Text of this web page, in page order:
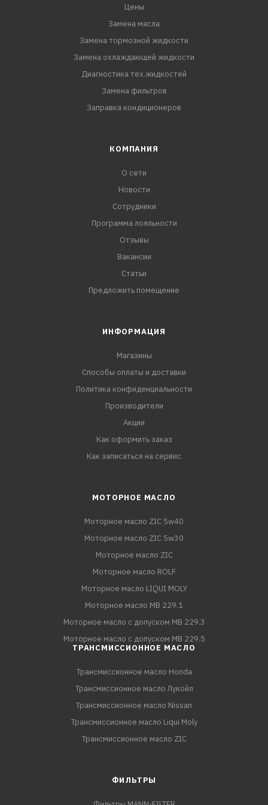
Цены
Замена масла
Замена тормозной жидкости
Замена охлаждающей жидкости
Диагностика тех.жидкостей
Замена фильтров
Заправка кондиционеров
КОМПАНИЯ
О сети
Новости
Сотрудники
Программа лояльности
Отзывы
Вакансии
Статьи
Предложить помещение
ИНФОРМАЦИЯ
Магазины
Способы оплаты и доставки
Политика конфиденциальности
Производители
Акции
Как оформить заказ
Как записаться на сервис
МОТОРНОЕ МАСЛО
Моторное масло ZIC 5w40
Моторное масло ZIC 5w30
Моторное масло ZIC
Моторное масло ROLF
Моторное масло LIQUI MOLY
Моторное масло MB 229.1
Моторное масло с допуском MB 229.3
Моторное масло с допуском MB 229.5
ТРАНСМИССИОННОЕ МАСЛО
Трансмиссионное масло Honda
Трансмиссионное масло Лукойл
Трансмиссионное масло Nissan
Трансмиссионное масло Liqui Moly
Трансмиссионное масло ZIC
ФИЛЬТРЫ